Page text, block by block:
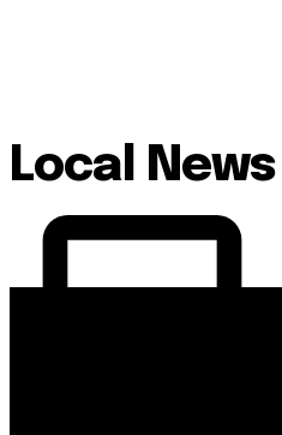
Local News